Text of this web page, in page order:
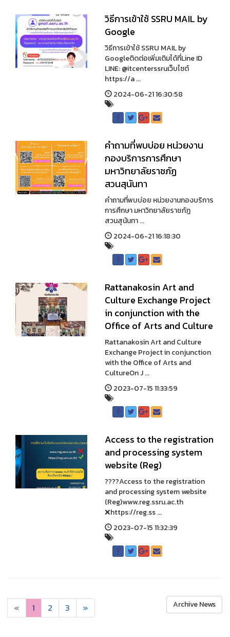
วิธีการเข้าใช้ SSRU MAIL by
Google
วิธีการเข้าใช้ SSRU MAIL by
Googleติดต่อเพิ่มเติมได้ที่Line ID
LINE: @itcenterssruเว็บไซต์
https://a ...
2024-06-21 16:30:58
คำถามที่พบบ่อย หน่วยงาน
กองบริการการศึกษา
มหาวิทยาลัยราชภัฏ
สวนสุนันทา
คำถามที่พบบ่อย หน่วยงานกองบริการ
การศึกษา มหาวิทยาลัยราชภัฏ
สวนสุนันทา ...
2024-06-21 16:18:30
Rattanakosin Art and
Culture Exchange Project
in conjunction with the
Office of Arts and Culture
Rattanakosin Art and Culture
Exchange Project in conjunction
with the Office of Arts and
CultureOn J ...
2023-07-15 11:33:59
Access to the registration
and processing system
website (Reg)
????Access to the registration
and processing system website
(Reg)www.reg.ssru.ac.th
❌https://reg.ss ...
2023-07-15 11:32:39
« 1 2 3 » Archive News